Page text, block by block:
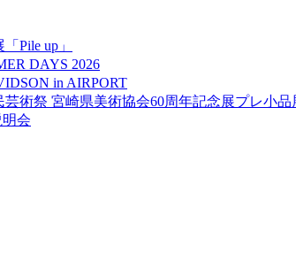
Pile up」
DAYS 2026
in AIRPORT
芸術祭 宮崎県美術協会60周年記念展プレ小品
明会